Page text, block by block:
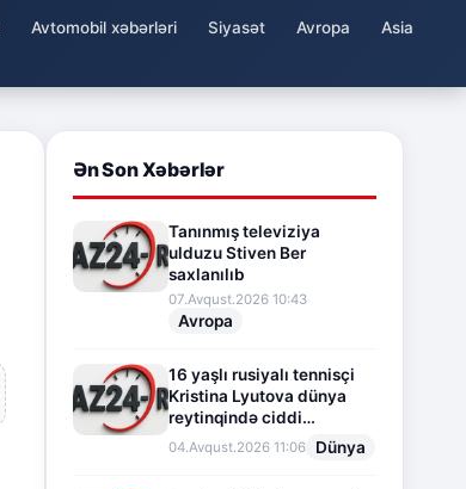
Avtomobil xəbərləri Siyasət Avropa
Asia
Ən Son Xəbərlər
Tanınmış televiziya
ulduzu Stiven Ber
saxlanılıb
07.Avqust.2026 10:43
Avropa
16 yaşlı rusiyalı tennisçi
Kristina Lyutova dünya
reytinqində ciddi
irəliləyişə imza atdı
04.Avqust.2026 11:06 Dünya